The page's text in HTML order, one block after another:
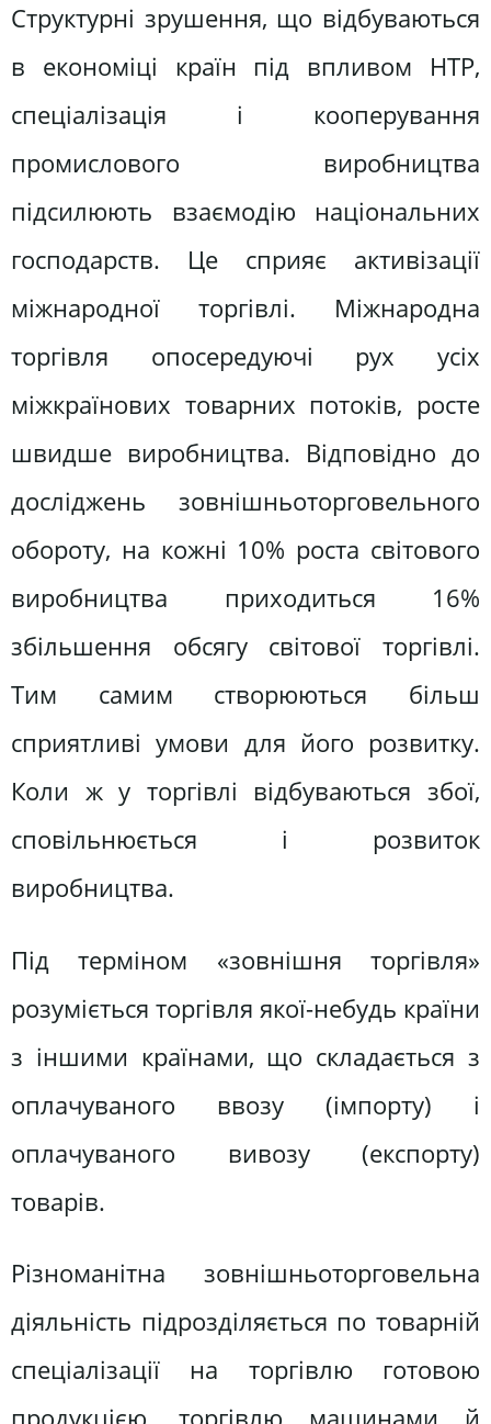
Структурні зрушення, що відбуваються
в економіці країн під впливом НТР,
спеціалізація і кооперування
промислового виробництва
підсилюють взаємодію національних
господарств. Це сприяє активізації
міжнародної торгівлі. Міжнародна
торгівля опосередуючі рух усіх
міжкраїнових товарних потоків, росте
швидше виробництва. Відповідно до
досліджень зовнішньоторговельного
обороту, на кожні 10% роста світового
виробництва приходиться 16%
збільшення обсягу світової торгівлі.
Тим самим створюються більш
сприятливі умови для його розвитку.
Коли ж у торгівлі відбуваються збої,
сповільнюється і розвиток
виробництва.
Під терміном «зовнішня торгівля»
розуміється торгівля якої-небудь країни
з іншими країнами, що складається з
оплачуваного ввозу (імпорту) і
оплачуваного вивозу (експорту)
товарів.
Різноманітна зовнішньоторговельна
діяльність підрозділяється по товарній
спеціалізації на торгівлю готовою